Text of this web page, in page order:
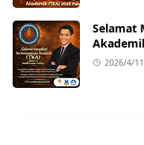
Selamat
Cahaya
2026/4/11